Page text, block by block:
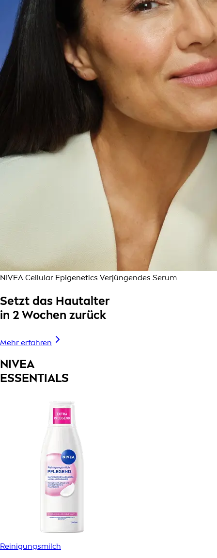
NIVEA Cellular Epigenetics Verjüngendes Serum
Setzt das Hautalter
in 2 Wochen zurück
Mehr erfahren
NIVEA
ESSENTIALS
Reinigungsmilch